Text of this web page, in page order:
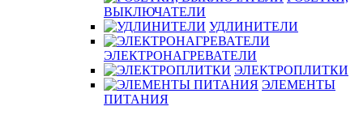
ВЫКЛЮЧАТЕЛИ
УДЛИНИТЕЛИ
ЭЛЕКТРОНАГРЕВАТЕЛИ
ЭЛЕКТРОПЛИТКИ
ЭЛЕМЕНТЫ
ПИТАНИЯ